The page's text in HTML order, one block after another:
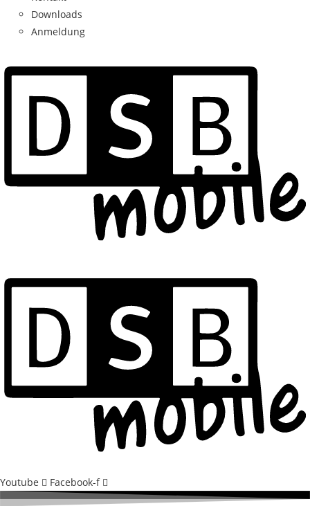
Downloads
Anmeldung
Youtube Facebook-f